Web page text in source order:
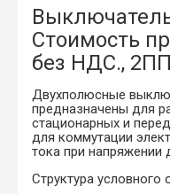
Стоимость
без НДС.,
Двухполюсные
предназначены для
стационарных и
для коммутации
тока при напряжении
Структура условного